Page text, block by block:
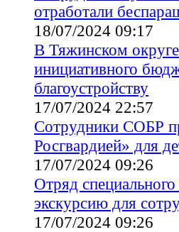
отработали
18/07/2024 09:17
В Тяжинском
инициативного
благоустройству
17/07/2024 22:57
Сотрудники СОБР
Росгвардией» для
17/07/2024 09:26
Отряд
экскурсию для
17/07/2024 09:26